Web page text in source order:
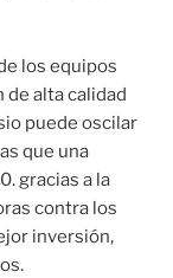
los equipos
de alta calidad
puede oscilar
que una
gracias a la
contra los
inversión,